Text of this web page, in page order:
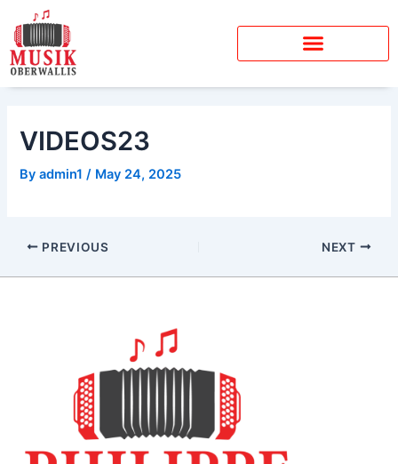
content
VIDEOS23
Byadmin1/ May 24, 2025
PREVIOUS NEXT